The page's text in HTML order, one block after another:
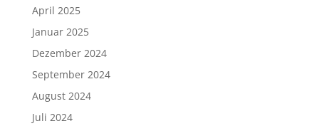
April 2025
Januar 2025
Dezember 2024
September 2024
August 2024
Juli 2024